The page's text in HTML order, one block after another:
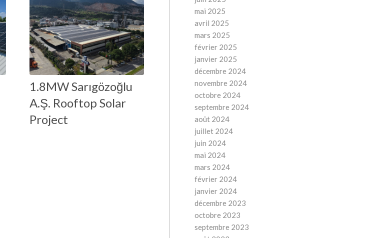
1.8MW Sarıgözoğlu
A.Ş. Rooftop Solar
Project
mai 2025
avril 2025
mars 2025
février 2025
janvier 2025
décembre 2024
novembre 2024
octobre 2024
septembre 2024
août 2024
juillet 2024
juin 2024
mai 2024
mars 2024
février 2024
janvier 2024
décembre 2023
octobre 2023
septembre 2023